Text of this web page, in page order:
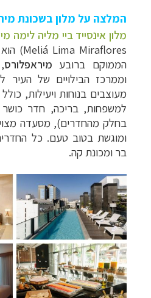
המלצה על מלון בשכונת
מלון אינסייד ביי מליה לימה
הממוקם ברובע מיראפלורס
וממרכז הבילויים של העיר
מעוצבים בנוחות ויעילות,
למשפחות, בריכה, חדר
בחלק מהחדרים), מסעדה
ומוגשת בטוב טעם. כל
בר ומכונת קה.